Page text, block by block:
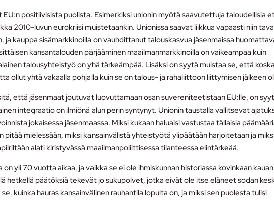
EU:n positiivisista puolista. Esimerkiksi unionin myötä saavutettuja taloudellisia
2010-luvun eurokriisi muistetaankin. Unionissa saavat liikkua vapaasti niin
ja kauppa sisämarkkinoilla on vauhdittanut talouskasvua jäsenmaissa
kansantalouden pärjääminen maailmanmarkkinoilla on vaikeampaa kuin
talousyhteistyö on yhä tärkeämpää. Lisäksi on syytä muistaa se, että
ollut yhtä vakaalla pohjalla kuin se on talous- ja rahaliittoon liittymisen jälkeen
että jäsenmaat joutuvat luovuttamaan osan suvereniteetistaan EU:lle, on
integraatio on ilmiönä alun perin syntynyt. Unionin taustalla vallitsevat
jokaisessa jäsenmaassa. Miksi kukaan haluaisi vastustaa tällaisia
mielessään, miksi kansainvälistä yhteistyötä ylipäätään harjoitetaan ja
alati kiristyvässä maailmanpoliittisessa tilanteessa elintärkeää.
on yli 70 vuotta aikaa, ja vaikka se ei ole ihmiskunnan historiassa kovinkaan
hetkellä päätöksiä tekevät jo sukupolvet, jotka eivät ole itse eläneet sodan
kuinka hauras kansainvälinen rauhantila lopulta on, ja miksi sen puolesta tulisi